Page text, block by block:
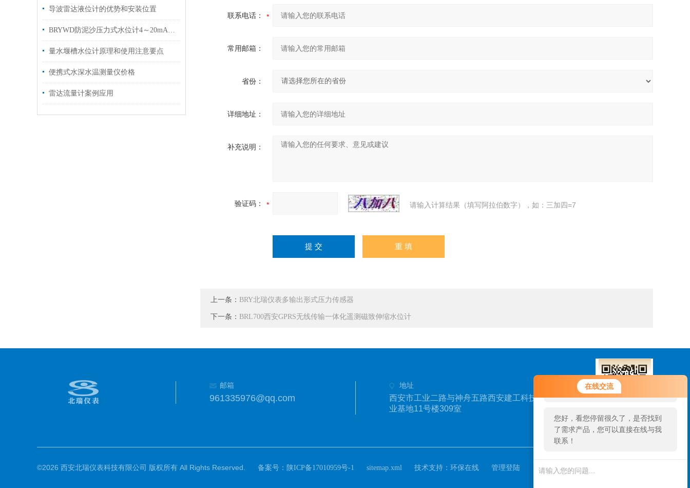
在线交流
您好！欢迎前来咨询，很高兴为您
服务，请问您要咨询什么问题呢？
您好，看您停留很久了，是否找到
了需求产品，您可以直接在线与我
联系！
导波雷达液位计的优势和安装位置
BRYWD防泥沙压力式水位计4～20mA电流信号
量水堰槽水位计原理和使用注意要点
便携式水深水温测量仪价格
雷达流量计案例应用
联系电话：
常用邮箱：
省份：
详细地址：
补充说明：
验证码： 请输入计算结果（填写阿拉伯数字），如：三加四=7
上一条： BRY北瑞仪表多输出形式压力传感器
下一条： BRL700西安GPRS无线传输一体化遥测磁致伸缩水位计
邮箱
961335976@qq.com
地址
西安市工业二路与神舟五路西安建工科技创
业基地11号楼309室
扫一扫，关注我们
©2026 西安北瑞仪表科技有限公司 版权所有 All Rights Reserved. 备案号： 陕ICP备17010959号-1 sitemap.xml 技术支持： 环保在线 管理登陆